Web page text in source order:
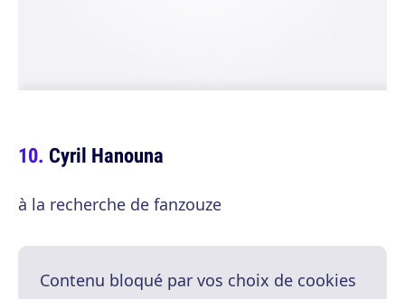
Cyril Hanouna
à la recherche de fanzouze
Contenu bloqué par vos choix de cookies